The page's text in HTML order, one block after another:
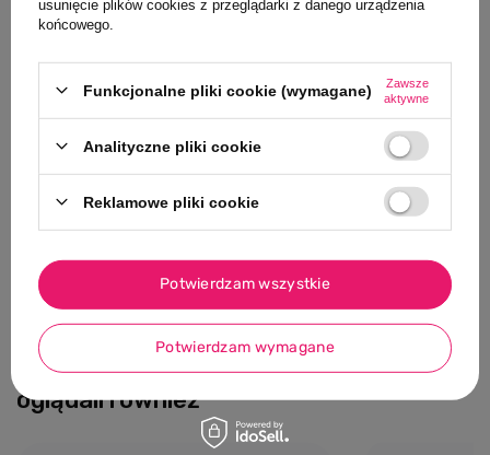
Bezpieczne zakupy
Opis produktu
Zadaj pytanie
Klienci, którzy oglądali ten produkt,
oglądali również
usunięcie plików cookies z przeglądarki z danego urządzenia
końcowego.
Funkcjonalne pliki cookie (wymagane)
Zawsze
aktywne
Analityczne pliki cookie
Reklamowe pliki cookie
Potwierdzam wymagane
Potwierdzam wszystkie